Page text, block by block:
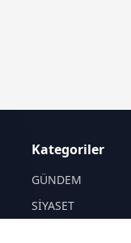
Kategoriler
GÜNDEM
SİYASET